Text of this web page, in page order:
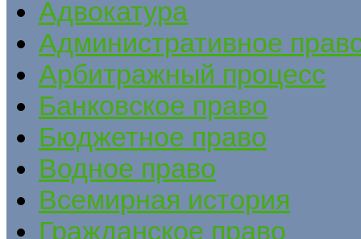
Адвокатура
Административное
Арбитражный процесс
Банковское право
Бюджетное право
Водное право
Всемирная история
Гражданское право